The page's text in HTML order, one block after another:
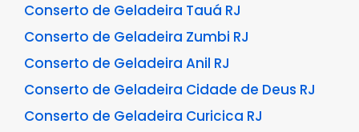
Conserto de Geladeira Tauá RJ
Conserto de Geladeira Zumbi RJ
Conserto de Geladeira Anil RJ
Conserto de Geladeira Cidade de Deus RJ
Conserto de Geladeira Curicica RJ